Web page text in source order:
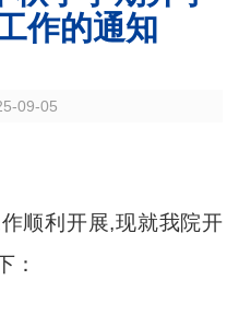
作的通知
09-05
顺利开展,现就我院开
：